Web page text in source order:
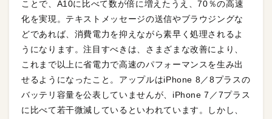
ことで、A10に比べて数が倍に増えたうえ、70％の高速
化を実現。テキストメッセージの送信やブラウジングな
どであれば、消費電力を抑えながら素早く処理されるよ
うになります。注目すべきは、さまざまな改善により、
これまで以上に省電力で高速のパフォーマンスを生み出
せるようになったこと。アップルはiPhone 8／8プラスの
バッテリ容量を公表していませんが、iPhone 7／7プラス
に比べて若干微減しているといわれています。しかし、